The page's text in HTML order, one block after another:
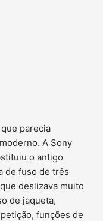
parecia
A Sony
o antigo
de fuso de três
deslizava muito
de jaqueta,
funções de